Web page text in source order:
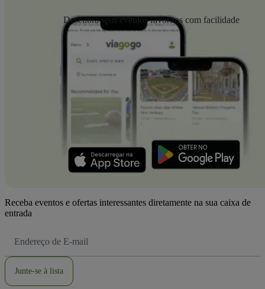
Descubra seus eventos favoritos com facilidade
Receba eventos e ofertas interessantes diretamente na sua caixa de
entrada
de
Junte-se à lista